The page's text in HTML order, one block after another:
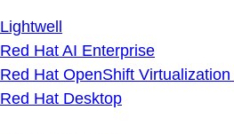
Lightwell
Red Hat AI Enterprise
Red Hat OpenShift
Red Hat Desktop